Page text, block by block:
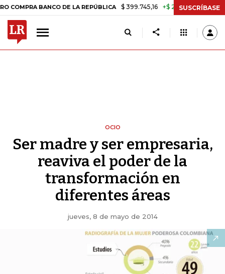
BANCO DE LA REPÚBLICA $ 399.745,16 +$ 2.295,71 +0,58%
SUSCRÍBASE
OCIO
Ser madre y ser empresaria,
reaviva el poder de la
transformación en
diferentes áreas
jueves, 8 de mayo de 2014